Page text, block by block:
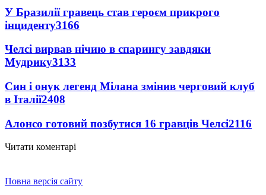
У Бразилії гравець став героєм прикрого
інциденту3166
Челсі вирвав нічию в спарингу завдяки
Мудрику3133
Син і онук легенд Мілана змінив черговий клуб
в Італії2408
Алонсо готовий позбутися 16 гравців Челсі2116
Читати коментарі
Повна версія сайту